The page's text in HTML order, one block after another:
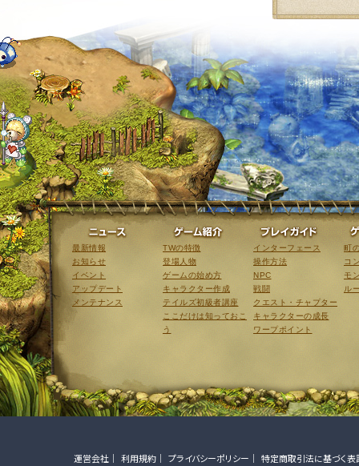
ニュース
最新情報
お知らせ
イベント
アップデート
メンテナンス
ゲーム紹介
TWの特徴
登場人物
ゲームの始め方
キャラクター作成
テイルズ初級者講座
ここだけは知っておこ
う
インターフェース
操作方法
NPC
戦闘
クエスト・チャプター
キャラクターの成長
ワープポイント
町
コ
モ
ル
運営会社 利用規約 プライバシーポリシー 特定商取引法に基づく表